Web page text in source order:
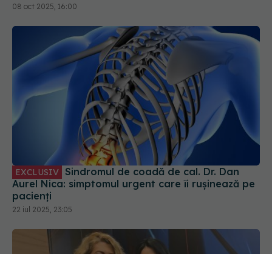
08 oct 2025, 16:00
EXCLUSIV
Aurel Nica: simptomul urgent care îi rușinează pe
pacienți
22 iul 2025, 23:05